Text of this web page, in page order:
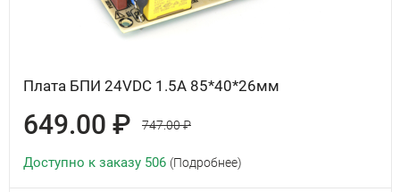
Плата БПИ 24VDC 1.5A 85*40*26мм
649.00 ₽ 747.00 ₽
Доступно к заказу 506 (Подробнее)